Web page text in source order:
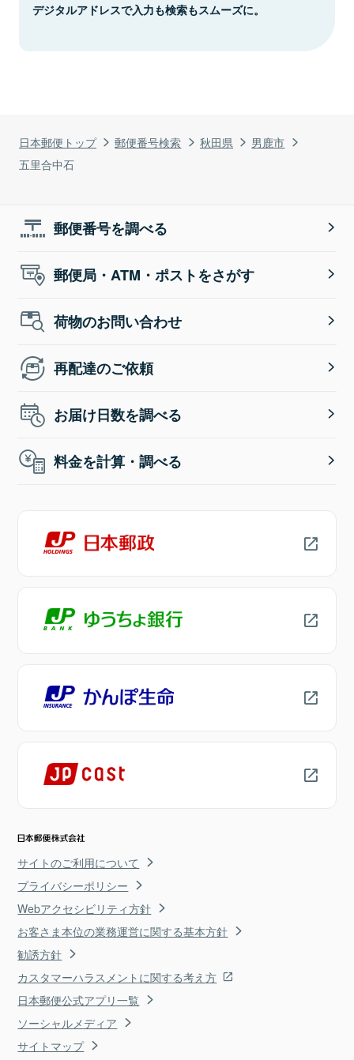
日本郵便トップ 郵便番号検索 秋田県
男鹿市
五里合中石
デジタルアドレスで入力も検索もスムーズに。
郵便番号を調べる
郵便局・ATM・ポストをさがす
荷物のお問い合わせ
再配達のご依頼
お届け日数を調べる
料金を計算・調べる
サイトのご利用について
プライバシーポリシー
Webアクセシビリティ方針
お客さま本位の業務運営に関する基本方針
勧誘方針
カスタマーハラスメントに関する考え方
日本郵便公式アプリ一覧
ソーシャルメディア
サイトマップ